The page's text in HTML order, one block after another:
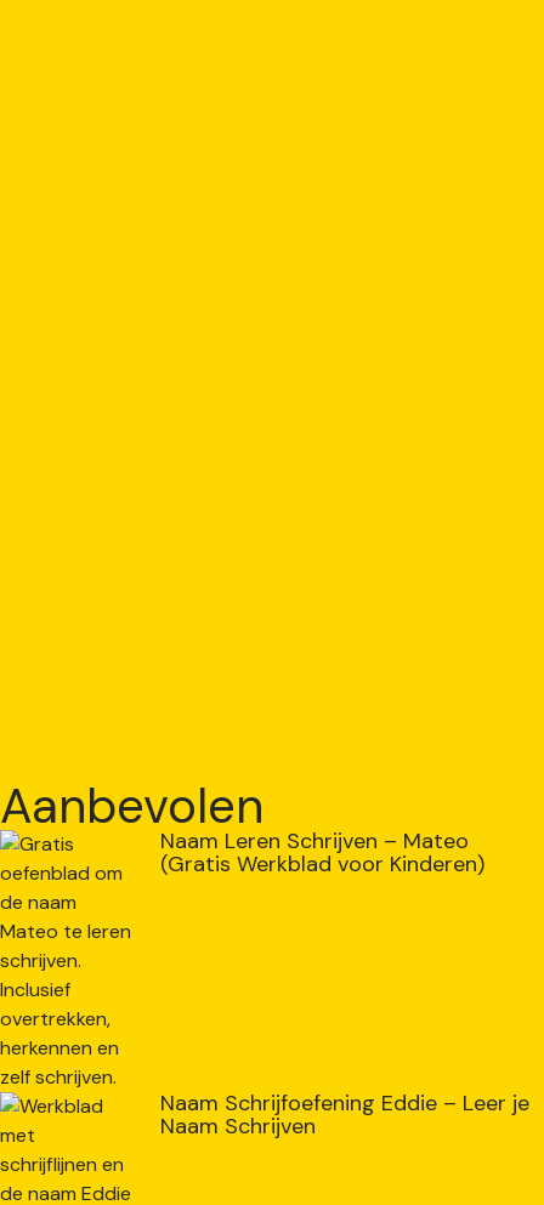
Aanbevolen
Naam Leren Schrijven – Mateo
(Gratis Werkblad voor Kinderen)
Naam Schrijfoefening Eddie – Leer je
Naam Schrijven